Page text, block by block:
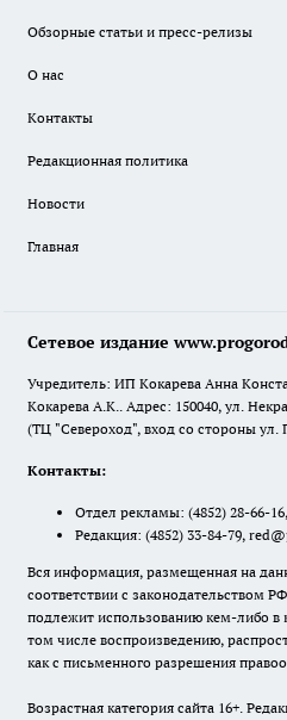
Обзорные статьи и пресс-релизы
О нас
Контакты
Редакционная политика
Новости
Главная
Сетевое издание
Учредитель: ИП Кокарева Анна
Кокарева А.К.. Адрес: 150040, ул.
(ТЦ "Североход", вход со стороны ул.
Контакты:
Отдел рекламы: (4852) 28-66-16,
Редакция: (4852) 33-84-79,
Вся информация, размещенная на
соответствии с законодательством
подлежит использованию кем-либо
том числе воспроизведению,
как с письменного разрешения
Возрастная категория сайта 16+.